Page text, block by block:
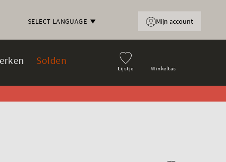
SELECT LANGUAGE
Lijstje Winkeltas
Solden
Mijn account